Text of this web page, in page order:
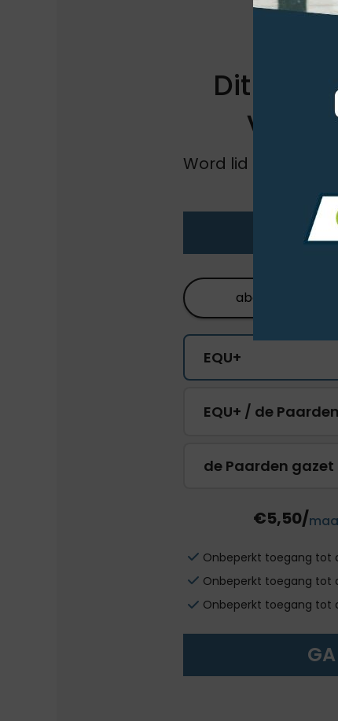
Dit
voor
Word lid en krijg
abonneren
EQU+
EQU+ / de
de Paarden gazet
€5,50/
Onbeperkt toegang tot
Onbeperkt toegang tot
Onbeperkt toegang tot